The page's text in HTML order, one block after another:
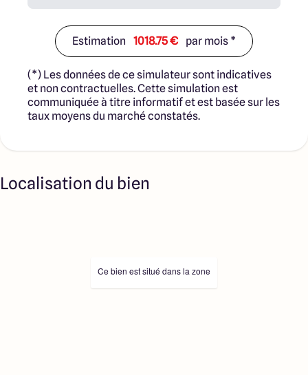
Estimation 1018.75 € par mois *
(*) Les données de ce simulateur sont indicatives
et non contractuelles. Cette simulation est
communiquée à titre informatif et est basée sur les
taux moyens du marché constatés.
Localisation du bien
Ce bien est situé dans la zone